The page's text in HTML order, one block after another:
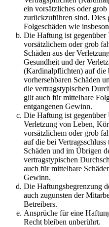
ein vorsätzliches oder
zurückzuführen sind. Dies
Folgeschäden wie
Die Haftung ist gegenüber
vorsätzlichem oder grob
Schäden aus der
Gesundheit und der
(Kardinalpflichten) auf die
vorhersehbaren Schäden
die vertragstypischen
gilt auch für mittelbare
entgangenen Gewinn.
Die Haftung ist gegenüber
Verletzung von Leben,
vorsätzlichem oder grob
auf die bei
Schäden und im Übrigen
vertragstypischen
auch für mittelbare
Gewinn.
Die Haftungsbegrenzung
auch zugunsten der
Betreibers.
Ansprüche für eine
Recht bleiben unberührt.